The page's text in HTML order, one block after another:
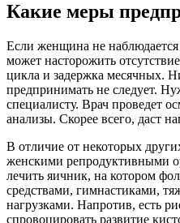
Какие меры
Если женщина не наблюдается
может насторожить
цикла и задержка месячных.
предпринимать не следует.
специалисту. Врач проведет
анализы. Скорее всего, даст
В отличие от некоторых
женскими репродуктивными
лечить яичник, на котором
средствами, гимнастиками,
нагрузками. Напротив, есть
спровоцировать развитие